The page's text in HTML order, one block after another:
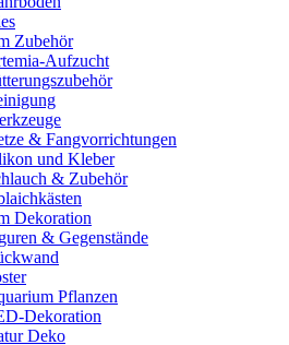
Zubehör
Aufzucht
& Fangvorrichtungen
und Kleber
& Zubehör
Dekoration
& Gegenstände
Pflanzen
Dekoration
Deko